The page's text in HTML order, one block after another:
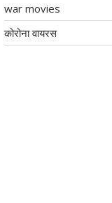
war movies
कोरोना वायरस